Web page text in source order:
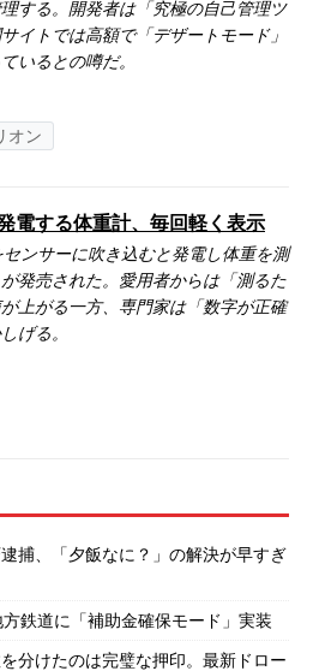
する。開発者は「究極の自己管理ツ
イトでは高額で「デザートモード」
いるとの噂だ。
オン
電する体重計、毎回軽く表示
ンサーに吹き込むと発電し体重を測
発売された。愛用者からは「測るた
上がる一方、専門家は「数字が正確
げる。
捕、「夕飯なに？」の解決が早すぎ
鉄道に「補助金確保モード」実装
分けたのは完璧な押印。最新ドロー